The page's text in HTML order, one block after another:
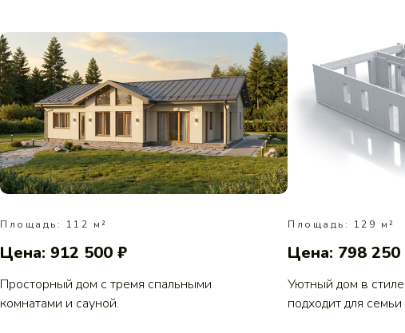
Площадь: 112 м²
Цена: 912 500 ₽
Просторный дом с тремя спальными
комнатами и сауной.
Площадь: 129 м²
Цена: 798 250
Уютный дом в
подходит для